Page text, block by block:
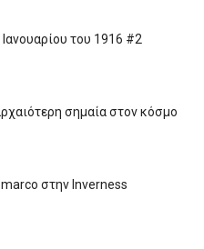
του 1916 #2
σημαία στον κόσμο
στην Inverness